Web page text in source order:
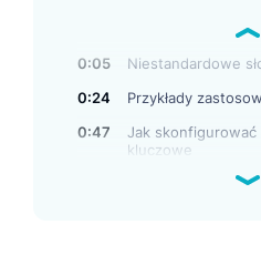
0:05
Niestandardowe
0:24
Przykłady
0:47
Jak skonfigurować
kluczowe